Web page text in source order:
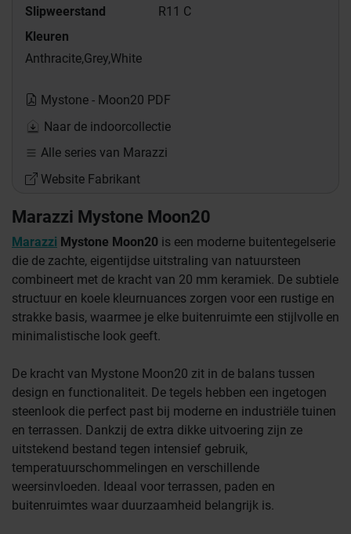
Slipweerstand
R11 C
Kleuren
Anthracite,Grey,White
Mystone - Moon20 PDF
Naar de indoorcollectie
Alle series van Marazzi
Website Fabrikant
Marazzi Mystone Moon20
Marazzi Mystone Moon20 is een moderne buitentegelserie
die de zachte, eigentijdse uitstraling van natuursteen
combineert met de kracht van 20 mm keramiek. De subtiele
structuur en koele kleurnuances zorgen voor een rustige en
strakke basis, waarmee je elke buitenruimte een stijlvolle en
minimalistische look geeft.
De kracht van Mystone Moon20 zit in de balans tussen
design en functionaliteit. De tegels hebben een ingetogen
steenlook die perfect past bij moderne en industriële tuinen
en terrassen. Dankzij de extra dikke uitvoering zijn ze
uitstekend bestand tegen intensief gebruik,
temperatuurschommelingen en verschillende
weersinvloeden. Ideaal voor terrassen, paden en
buitenruimtes waar duurzaamheid belangrijk is.